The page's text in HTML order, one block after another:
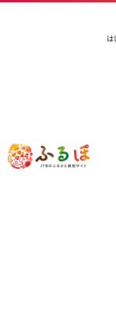
「ふるさと納税」TOP
漬魚（味噌・粕等）